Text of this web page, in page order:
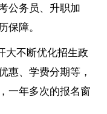
公务员、升职加
保障。
大不断优化招生政
惠、学费分期等，
一年多次的报名窗